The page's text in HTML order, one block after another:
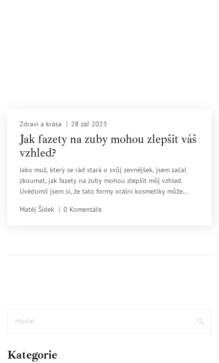
Zdraví a krása 28 zář 2023
Jak fazety na zuby mohou zlepšit váš
vzhled?
Jako muž, který se rád stará o svůj zevnějšek, jsem začal
zkoumat, jak fazety na zuby mohou zlepšit můj vzhled.
Uvědomil jsem si, že tato formy orální kosmetiky může
cítím sebejistější a působím na ostatní přitažlivěji. Skrze
Matěj Šídek 0 Komentáře
Kategorie